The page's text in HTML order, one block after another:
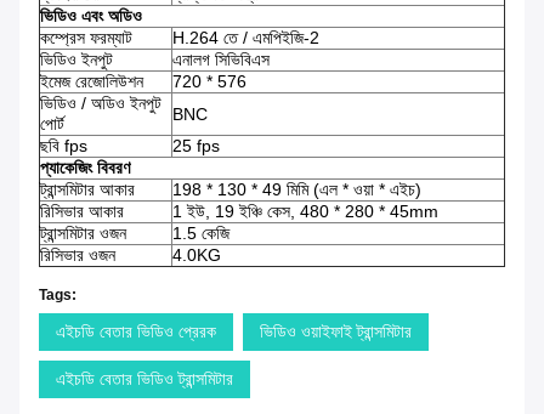
ভিডিও এবং অডিও
কম্প্রেস ফরম্যাট
H.264 তে / এমপিইজি-2
ভিডিও ইনপুট
এনালগ সিভিবিএস
ইমেজ রেজোলিউশন
720 * 576
ভিডিও / অডিও ইনপুট
পোর্ট
BNC
ছবি fps
25 fps
প্যাকেজিং বিবরণ
ট্রান্সমিটার আকার
198 * 130 * 49 মিমি (এল * ওয়া * এইচ)
রিসিভার আকার
1 ইউ, 19 ইঞ্চি কেস, 480 * 280 * 45mm
ট্রান্সমিটার ওজন
1.5 কেজি
রিসিভার ওজন
4.0KG
Tags:
এইচডি বেতার ভিডিও প্রেরক ভিডিও ওয়াইফাই ট্রান্সমিটার
এইচডি বেতার ভিডিও ট্রান্সমিটার